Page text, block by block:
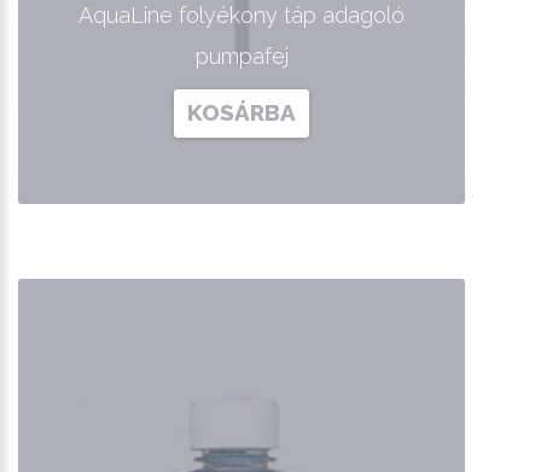
AquaLine folyékony táp adagoló
pumpafej
KOSÁRBA